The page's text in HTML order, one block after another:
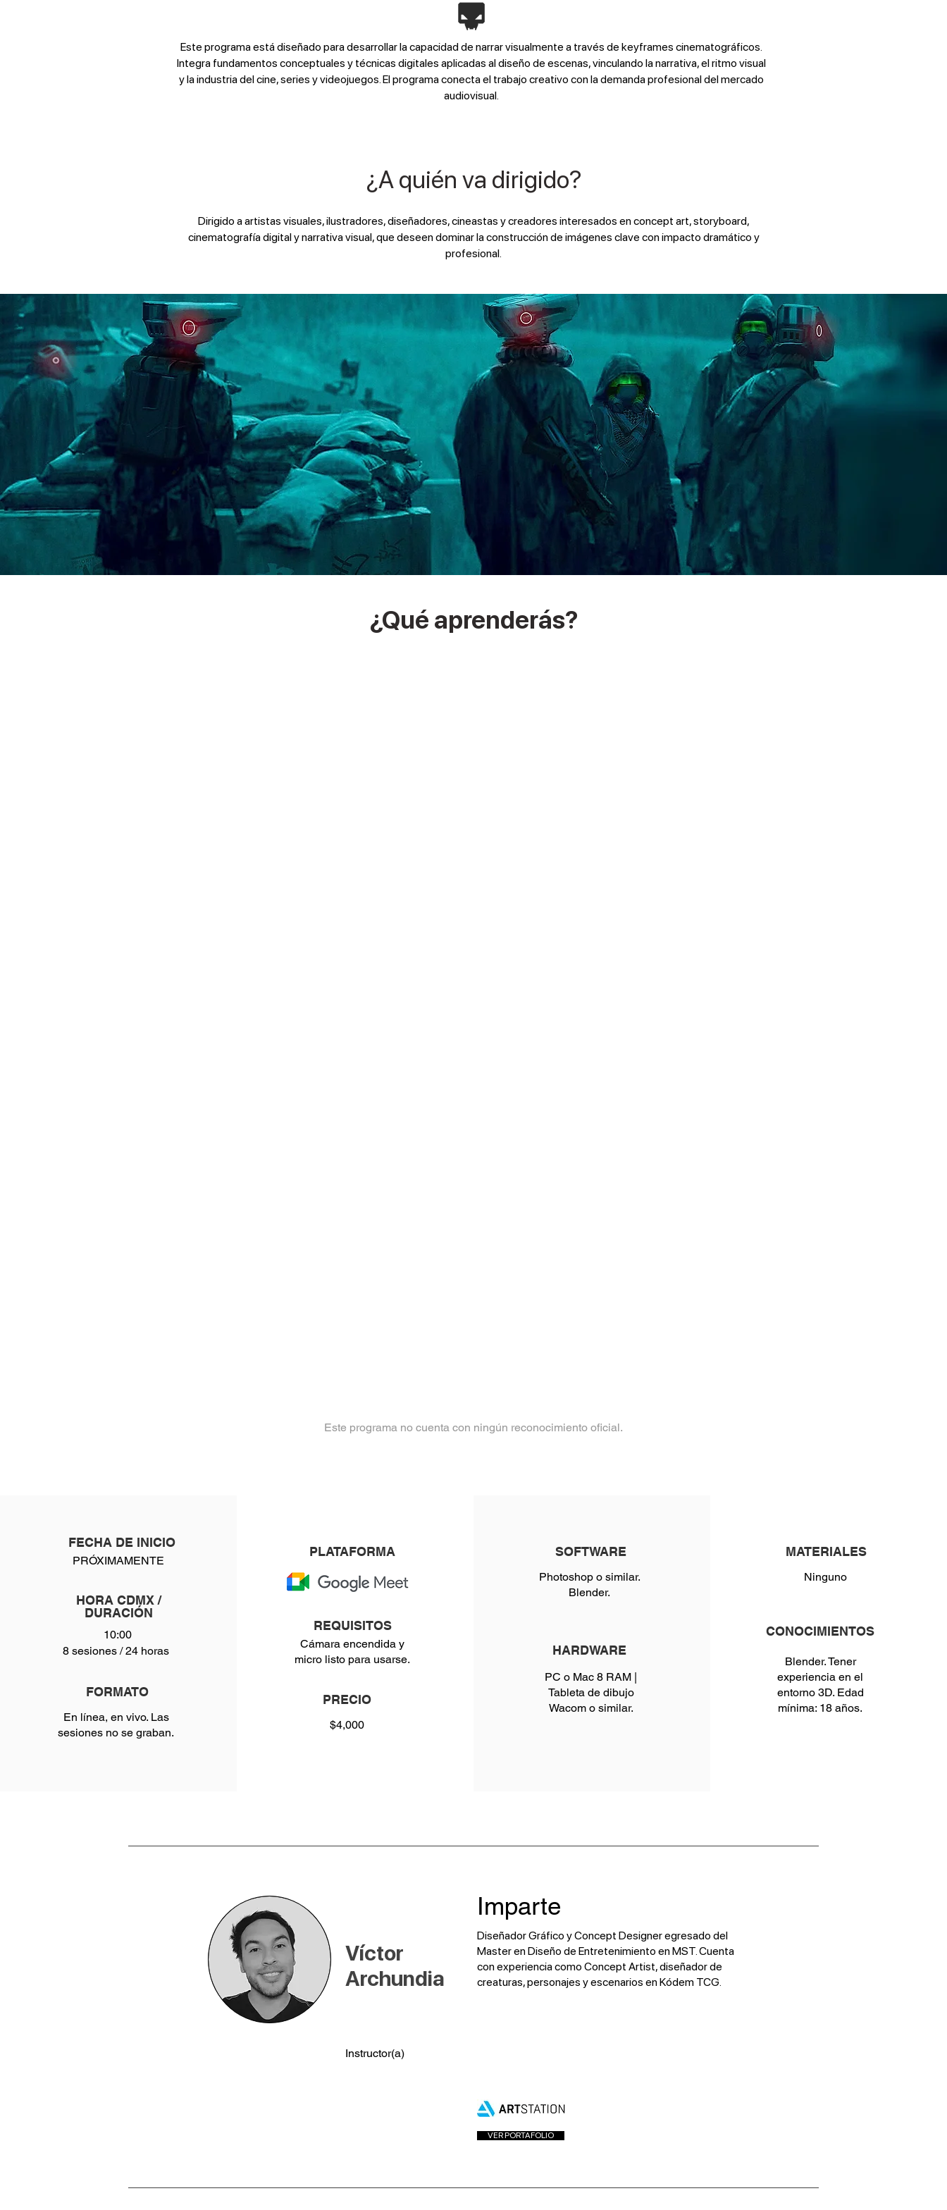
Este programa está diseñado para desarrollar la capacidad de narrar visualmente a través de keyframes cinematográficos.
Integra fundamentos conceptuales y técnicas digitales aplicadas al diseño de escenas, vinculando la narrativa, el ritmo visual
y la industria del cine, series y videojuegos. El programa conecta el trabajo creativo con la demanda profesional del mercado
audiovisual.
¿A quién va dirigido?
Dirigido a artistas visuales, ilustradores, diseñadores, cineastas y creadores interesados en concept art, storyboard,
cinematografía digital y narrativa visual, que deseen dominar la construcción de imágenes clave con impacto dramático y
profesional.
¿Qué aprenderás?
Este programa no cuenta con ningún reconocimiento oficial.
FECHA DE INICIO
PRÓXIMAMENTE
HORA CDMX /
DURACIÓN
10:00
8 sesiones / 24 horas
FORMATO
En línea, en vivo. Las
sesiones no se graban.
PLATAFORMA
REQUISITOS
Cámara encendida y
micro listo para usarse.
PRECIO
$4,000
SOFTWARE
Photoshop o similar.
Blender.
HARDWARE
PC o Mac 8 RAM |
Tableta de dibujo
Wacom o similar.
MATERIALES
Ninguno
CONOCIMIENTOS
Blender. Tener
experiencia en el
entorno 3D. Edad
mínima: 18 años.
Imparte
Víctor
Archundia
Instructor(a)
Diseñador Gráfico y Concept Designer egresado del
Master en Diseño de Entretenimiento en MST. Cuenta
con experiencia como Concept Artist, diseñador de
creaturas, personajes y escenarios en Kódem TCG.
VER PORTAFOLIO